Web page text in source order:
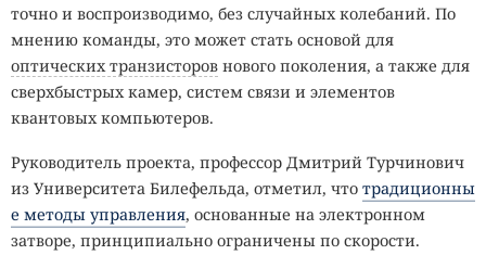
точно и воспроизводимо, без случайных колебаний. По
мнению команды, это может стать основой для
оптических транзисторов нового поколения, а также для
сверхбыстрых камер, систем связи и элементов
квантовых компьютеров.
Руководитель проекта, профессор Дмитрий Турчинович
из Университета Билефельда, отметил, что традиционны
е методы управления, основанные на электронном
затворе, принципиально ограничены по скорости.